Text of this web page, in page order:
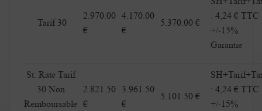
Tarif 30
2.970.00
€
4.170.00
€
5.370.00 €
: 4,24 € TTC
+/-15%
Garantie
St. Rate Tarif
30 Non
Remboursable
2.821.50
€
3.961.50
€
5.101.50 €
: 4,24 € TTC
+/-15%